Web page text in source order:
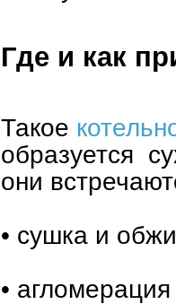
Где и как
Такое
образуется
они
• сушка и
•